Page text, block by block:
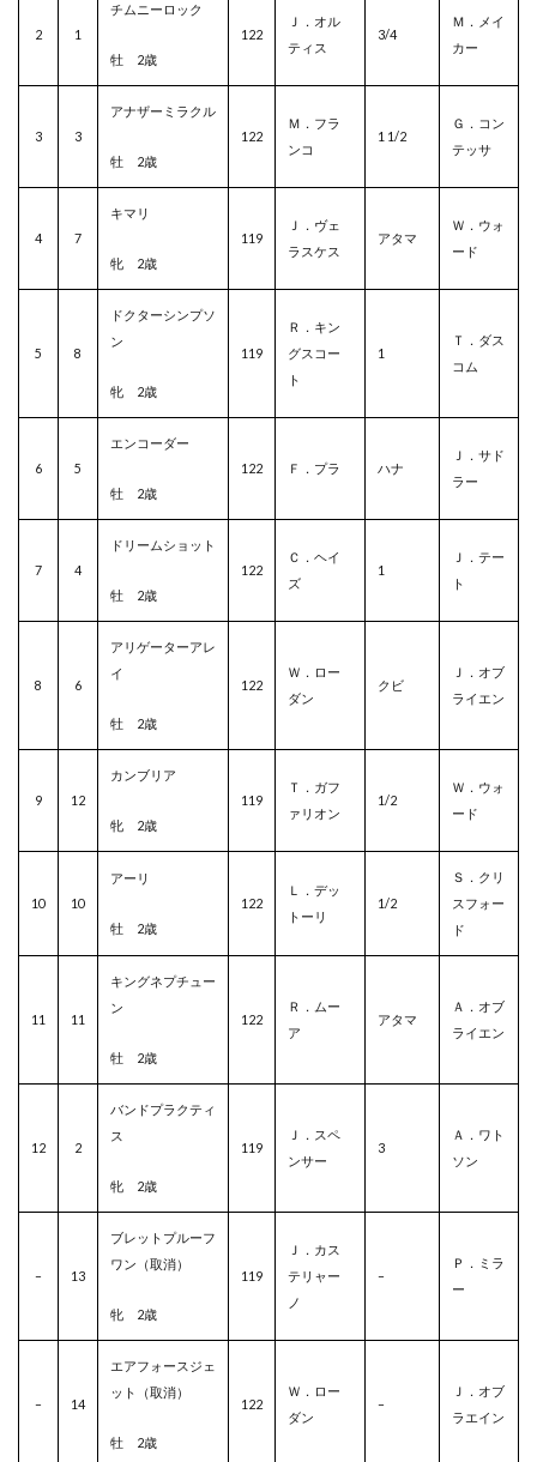
2 1
チムニーロック
牡 2歳
122
Ｊ．オル
ティス
3/4
Ｍ．メイ
カー
3 3
アナザーミラクル
牡 2歳
122
Ｍ．フラ
ンコ
1 1/2
Ｇ．コン
テッサ
4 7
キマリ
牝 2歳
119
Ｊ．ヴェ
ラスケス
アタマ
Ｗ．ウォ
ード
5 8
ドクターシンプソ
ン
牝 2歳
119
Ｒ．キン
グスコー
ト
1
Ｔ．ダス
コム
6 5
エンコーダー
牡 2歳
122 Ｆ．プラ ハナ
Ｊ．サド
ラー
7 4
ドリームショット
牡 2歳
122
Ｃ．ヘイ
ズ
1
Ｊ．テー
ト
8 6
アリゲーターアレ
イ
牡 2歳
122
Ｗ．ロー
ダン
クビ
Ｊ．オブ
ライエン
9 12
カンブリア
牝 2歳
119
Ｔ．ガフ
ァリオン
1/2
Ｗ．ウォ
ード
10 10
アーリ
牡 2歳
122
Ｌ．デッ
トーリ
1/2
Ｓ．クリ
スフォー
ド
11 11
キングネプチュー
ン
牡 2歳
122
Ｒ．ムー
ア
アタマ
Ａ．オブ
ライエン
12 2
バンドプラクティ
ス
牝 2歳
119
Ｊ．スペ
ンサー
3
Ａ．ワト
ソン
– 13
ブレットプルーフ
ワン（取消）
牝 2歳
119
Ｊ．カス
テリャー
ノ
–
Ｐ．ミラ
ー
– 14
エアフォースジェ
ット（取消）
牡 2歳
122
Ｗ．ロー
ダン
–
Ｊ．オブ
ラエイン